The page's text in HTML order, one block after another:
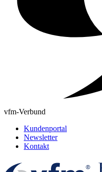
vfm-Verbund
Kundenportal
Newsletter
Kontakt